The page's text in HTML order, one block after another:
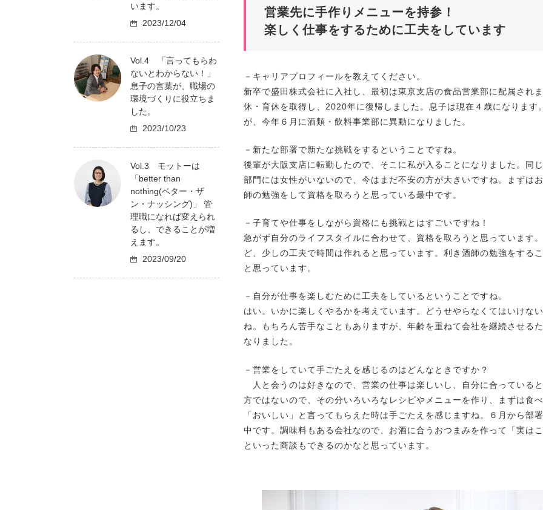
います。
2023/12/04
Vol.4 「言ってもらわ
ないとわからない！」
息子の言葉が、職場の
環境づくりに役立ちま
した。
2023/10/23
Vol.3 モットーは
「better than
nothing(ベター・ザ
ン・ナッシング)」 管
理職になれば変えられ
るし、できることが増
えます。
2023/09/20
営業先に手作りメニューを持参！
楽しく仕事をするために工夫をしています
－キャリアプロフィールを教えてください。
新卒で盛田株式会社に入社し、最初は東京支店の食品営業部に配属され
休・育休を取得し、2020年に復帰しました。息子は現在４歳になりま
が、今年６月に酒類・飲料事業部に異動になりました。
－新たな部署で新たな挑戦をするということですね。
後輩が大阪支店に転勤したので、そこに私が入ることになりました。同
部門には女性がいないので、今はまだ不安の方が大きいですね。まずは
師の勉強をして資格を取ろうと思っている最中です。
－子育てや仕事をしながら資格にも挑戦とはすごいですね！
急がず自分のライフスタイルに合わせて、資格を取ろうと思っています
ど、少しの工夫で時間は作れると思っています。利き酒師の勉強をする
と思っています。
－自分が仕事を楽しむために工夫をしているということですね。
はい。いかに楽しくやるかを考えています。どうせやらなくてはいけな
ね。もちろん苦手なこともありますが、年齢を重ねて会社を継続させる
なりました。
－営業をしていて手ごたえを感じるのはどんなときですか？
人と会うのは好きなので、営業の仕事は楽しいし、自分に合っている
方ではないので、その分いろいろなレシピやメニューを作り、まずは食
「おいしい」と言ってもらえた時は手ごたえを感じますね。６月から部
中です。調味料もある会社なので、お酒に合うおつまみを作って「実は
といった商談もできるのかなと思っています。